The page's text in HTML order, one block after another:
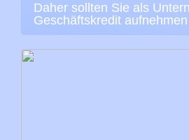
Daher sollten Sie als
Geschäftskredit aufnehmen